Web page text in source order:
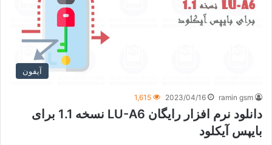
آیفون
ramin gsm
2023/04/16
1,615
دانلود نرم افزار رایگان LU-A6 نسخه 1.1 برای
بایپس آیکلود